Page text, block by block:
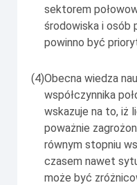
sektorem
środowiska i osób
powinno być
(4)Obecna wiedza
współczynnika
wskazuje na to, iż
poważnie
równym stopniu
czasem nawet
może być